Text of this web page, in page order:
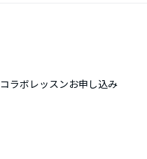
ラボレッスンお申し込み